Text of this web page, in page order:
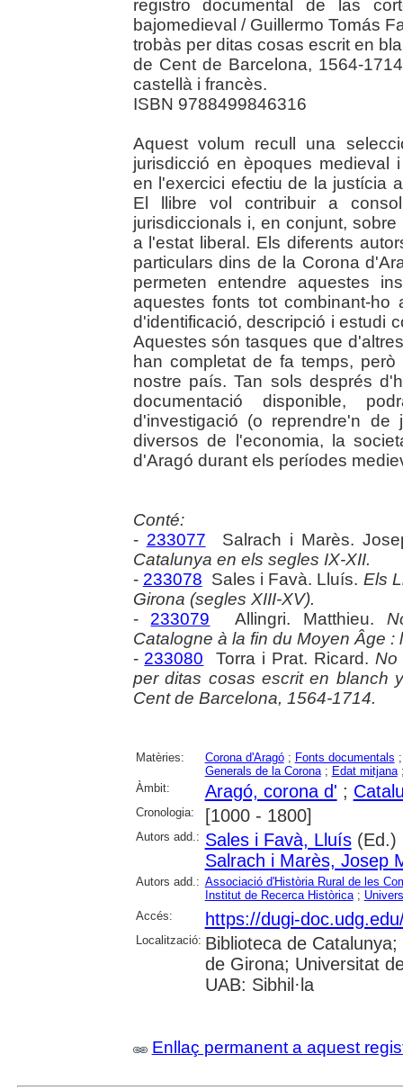
registro documental de las
bajomedieval / Guillermo Tomás
trobàs per ditas cosas escrit en
de Cent de Barcelona, 1564-
castellà i francès.
ISBN 9788499846316
Aquest volum recull una
jurisdicció en èpoques medieval
en l'exercici efectiu de la justícia
El llibre vol contribuir a
jurisdiccionals i, en conjunt,
a l'estat liberal. Els diferents
particulars dins de la Corona
permeten entendre aquestes
aquestes fonts tot combinant-
d'identificació, descripció i estudi
Aquestes són tasques que
han completat de fa temps,
nostre país. Tan sols després
documentació disponible,
d'investigació (o reprendre'n
diversos de l'economia, la
d'Aragó durant els períodes
Conté:
- 233077 Salrach i Marès.
Catalunya en els segles IX-XII.
- 233078 Sales i Favà. Lluís. Els
Girona (segles XIII-XV).
- 233079 Allingri. Matthieu.
Catalogne à la fin du Moyen Âge
- 233080 Torra i Prat. Ricard. No
per ditas cosas escrit en blanch
Cent de Barcelona, 1564-1714.
Matèries: Corona d'Aragó; Fonts documentals
Generals de la Corona; Edat mitjana
Àmbit:
Aragó, corona d' ;
Cronologia: [1000 - 1800]
Autors add.: Sales i Favà, Lluís
Salrach i Marès, Josep
Autors add.: Associació d'Història Rural de les
Institut de Recerca Històrica;
Accés:
https://dugi-
Localització: Biblioteca de
de Girona; Universitat
UAB: Sibhil·la
Enllaç permanent a aquest